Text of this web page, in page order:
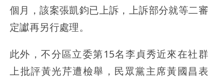
個月，該案張凱鈞已上訴，上訴部分就等二審
定讞再另行處理。
此外，不分區立委第15名李貞秀近來在社群
上批評黃光芹遭檢舉，民眾黨主席黃國昌表